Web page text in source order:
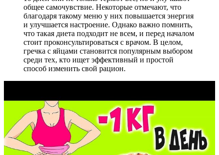
общее самочувствие. Некоторые отмечают, что
благодаря такому меню у них повышается энергия
и улучшается настроение. Однако важно помнить,
что такая диета подходит не всем, и перед началом
стоит проконсультироваться с врачом. В целом,
гречка с яйцами становится популярным выбором
среди тех, кто ищет эффективный и простой
способ изменить свой рацион.